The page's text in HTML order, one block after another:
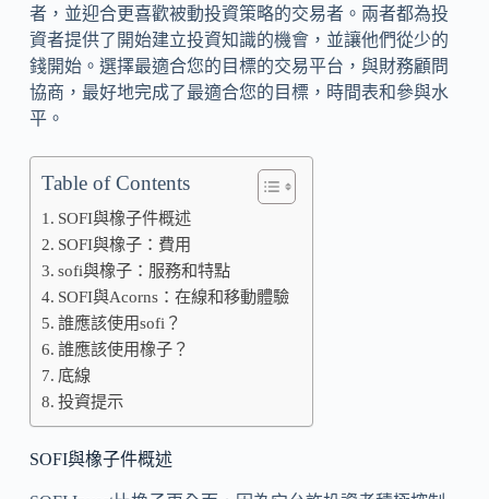
者，並迎合更喜歡被動投資策略的交易者。兩者都為投
資者提供了開始建立投資知識的機會，並讓他們從少的
錢開始。選擇最適合您的目標的交易平台，與財務顧問
協商，最好地完成了最適合您的目標，時間表和參與水
平。
Table of Contents
SOFI與橡子件概述
SOFI與橡子：費用
sofi與橡子：服務和特點
SOFI與Acorns：在線和移動體驗
誰應該使用sofi？
誰應該使用橡子？
底線
投資提示
SOFI與橡子件概述